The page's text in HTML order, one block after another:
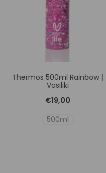
Thermos 500ml Rainbow |
Vasiliki
€19,00
500ml